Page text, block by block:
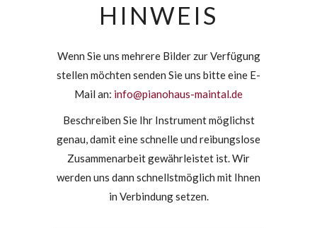
HINWEIS
Wenn Sie uns mehrere Bilder zur Verfügung
stellen möchten senden Sie uns bitte eine E-
Mail an: info@pianohaus-maintal.de
Beschreiben Sie Ihr Instrument möglichst
genau, damit eine schnelle und reibungslose
Zusammenarbeit gewährleistet ist. Wir
werden uns dann schnellstmöglich mit Ihnen
in Verbindung setzen.